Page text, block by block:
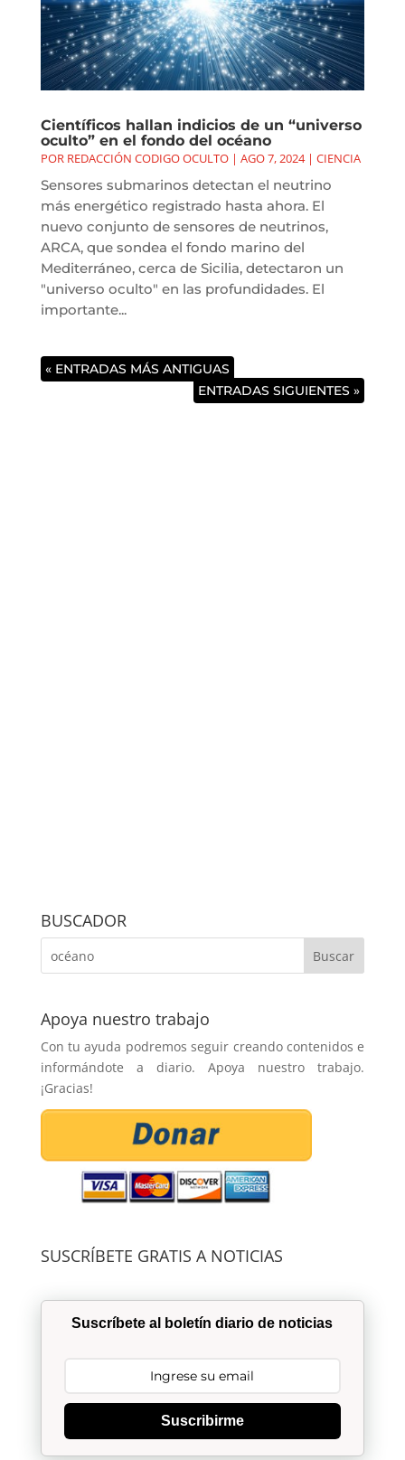
Científicos hallan indicios de un “universo
oculto” en el fondo del océano
POR REDACCIÓN CODIGO OCULTO| AGO 7, 2024| CIENCIA
Sensores submarinos detectan el neutrino
más energético registrado hasta ahora. El
nuevo conjunto de sensores de neutrinos,
ARCA, que sondea el fondo marino del
Mediterráneo, cerca de Sicilia, detectaron un
"universo oculto" en las profundidades. El
importante...
« ENTRADAS MÁS ANTIGUAS
ENTRADAS SIGUIENTES »
BUSCADOR
Apoya nuestro trabajo
Con tu ayuda podremos seguir creando contenidos e
informándote a diario. Apoya nuestro trabajo.
¡Gracias!
SUSCRÍBETE GRATIS A NOTICIAS
Suscríbete al boletín diario de noticias
Suscribirme